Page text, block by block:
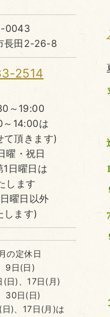
0043
長田2-26-8
2514
～19:00
14:00は
て頂きます)
・祝日
日曜日は
します
曜日以外
します)
の定休日
9日(日)
(日)、17日(月)
30日(日)
)、17日(月)は